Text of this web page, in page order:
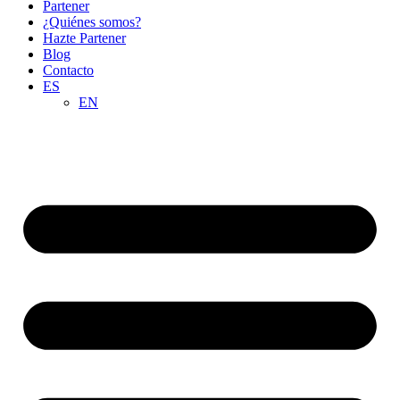
Partener
¿Quiénes somos?
Hazte Partener
Blog
Contacto
ES
EN